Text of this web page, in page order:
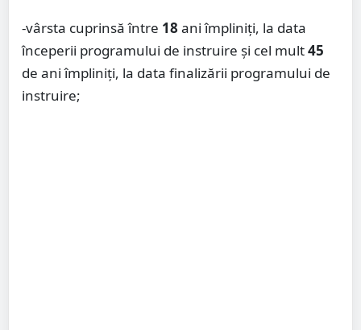
-vârsta cuprinsă între 18 ani împliniţi, la data
începerii programului de instruire şi cel mult45
de ani împliniţi, la data finalizării programului de
instruire;